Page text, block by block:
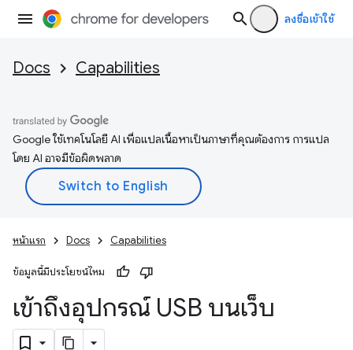
ลงชื่อเข้าใช้
Docs Capabilities
Google ใช้เทคโนโลยี AI เพื่อแปลเนื้อหาเป็นภาษาที่คุณต้องการ การแปล
โดย AI อาจมีข้อผิดพลาด
หน้าแรก Docs Capabilities
ข้อมูลนี้มีประโยชน์ไหม
เข้าถึงอุปกรณ์ USB บนเว็บ